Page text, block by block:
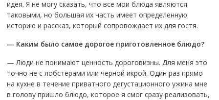
идея. Я не могу сказать, что все мои блюда являются
таковыми, но большая их часть имеет определенную
историю и рассказ, который сопровождает их для гостя.
— Каким было самое дорогое приготовленное блюдо?
— Люди не понимают ценность дороговизны. Для меня это
точно не с лобстерами или черной икрой. Один раз прямо
на кухне в течение приватного дегустационного ужина мне
в голову пришло блюдо, которое я смог сразу реализовать,